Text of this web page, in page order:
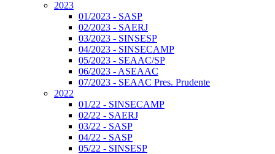
2023
01/2023 - SASP
02/2023 - SAERJ
03/2023 - SINSESP
04/2023 - SINSECAMP
05/2023 - SEAAC/SP
06/2023 - ASEAAC
07/2023 - SEAAC Pres. Prudente
2022
01/22 - SINSECAMP
02/22 - SAERJ
03/22 - SASP
04/22 - SASP
05/22 - SINSESP